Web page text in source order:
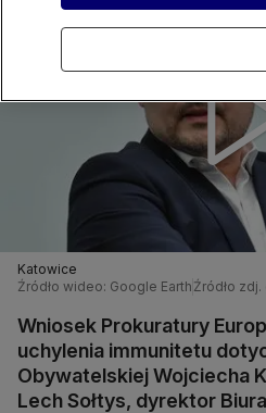
Katowice
Źródło wideo: Google Earth Źródło zdj.
Wniosek Prokuratury
uchylenia immunitetu
Obywatelskiej Wojciecha
Lech Sołtys, dyrektor